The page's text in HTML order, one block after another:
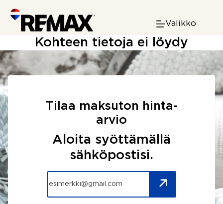
content
Valikko
Kohteen tietoja ei löydy
Tilaa maksuton hinta-
arvio
Aloita syöttämällä
sähköpostisi.